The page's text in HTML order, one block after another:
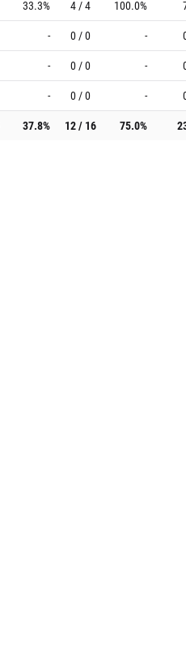
33.3% 4 / 4 100.0%
- 0 / 0 -
- 0 / 0 -
- 0 / 0 -
37.8% 12 / 16 75.0%